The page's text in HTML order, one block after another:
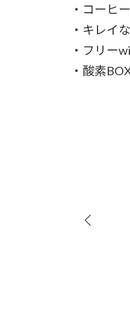
・コーヒ
・キレイ
・フリー
・酸素